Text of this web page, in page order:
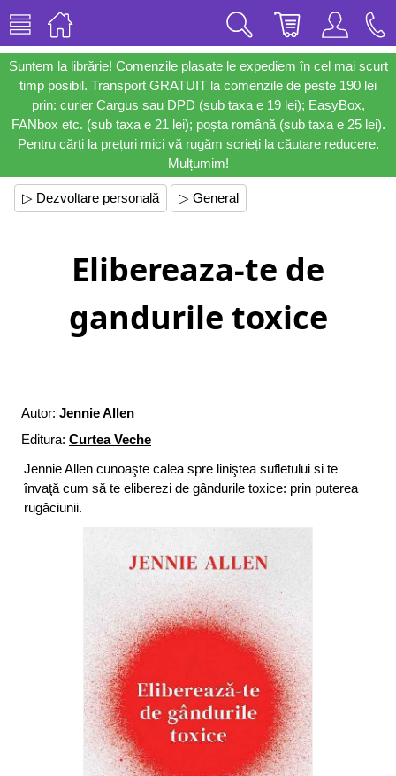
Suntem la librărie! Comenzile plasate le expediem în cel mai scurt
timp posibil. Transport GRATUIT la comenzile de peste 190 lei
prin: curier Cargus sau DPD (sub taxa e 19 lei); EasyBox,
FANbox etc. (sub taxa e 21 lei); poșta română (sub taxa e 25 lei).
Pentru cărți la prețuri mici vă rugăm scrieți la căutare reducere.
Mulțumim!
▷ Dezvoltare personală ▷ General
Elibereaza-te de
gandurile toxice
Autor: Jennie Allen
Editura: Curtea Veche
Jennie Allen cunoaşte calea spre liniştea sufletului si te
învaţă cum să te eliberezi de gândurile toxice: prin puterea
rugăciunii.